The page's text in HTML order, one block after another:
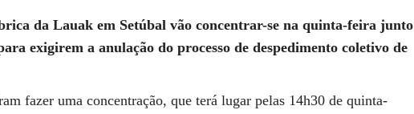
da Lauak em Setúbal vão concentrar-se na quinta-feira junto
exigirem a anulação do processo de despedimento coletivo de
fazer uma concentração, que terá lugar pelas 14h30 de quinta-